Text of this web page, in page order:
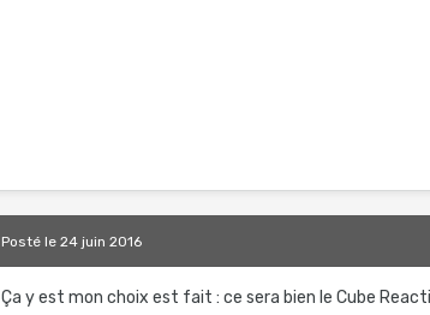
Postéle 24 juin 2016
Ça y est mon choix est fait : ce sera bien le Cube